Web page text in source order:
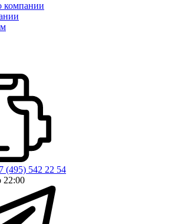
компании
(495) 542 22 54
22:00